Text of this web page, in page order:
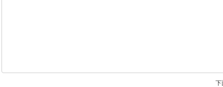
下